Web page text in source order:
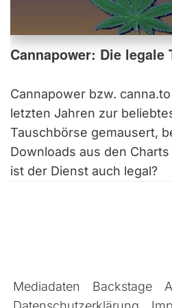
Cannapower: Die legale
Cannapower bzw.
letzten Jahren zur
Tauschbörse gemausert,
Downloads aus den
ist der Dienst auch legal?
Mediadaten Backstage